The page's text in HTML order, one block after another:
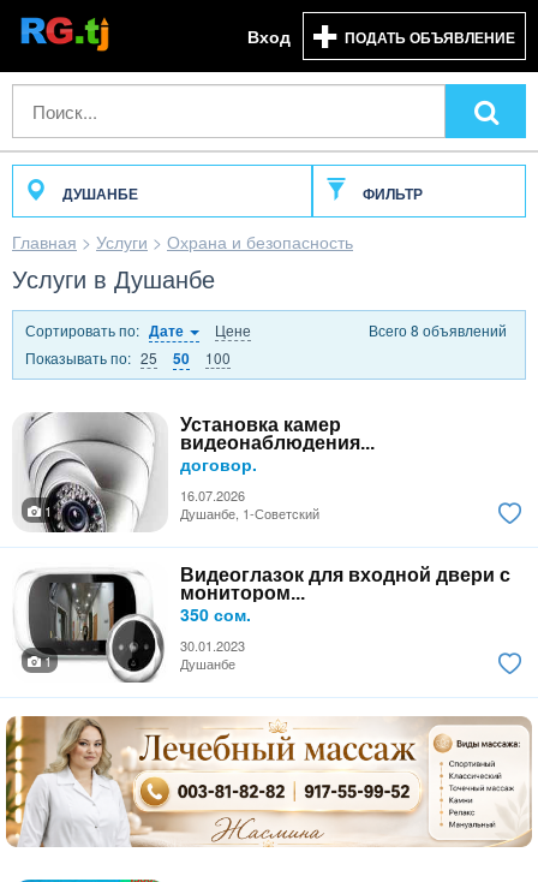
Вход ПОДАТЬ ОБЪЯВЛЕНИЕ
ДУШАНБЕ ФИЛЬТР
Главная > Услуги > Охрана и безопасность
Услуги в Душанбе
Сортировать по: Дате
Цене
Показывать по: 25 50 100
Всего 8 объявлений
Установка камер
видеонаблюдения...
договор.
16.07.2026
1
Душанбе, 1-Советский
Видеоглазок для входной двери с
монитором...
350 сом.
30.01.2023
1
Душанбе